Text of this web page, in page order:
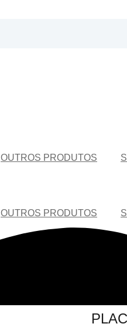
OUTROS PRODUTOS
OUTROS PRODUTOS